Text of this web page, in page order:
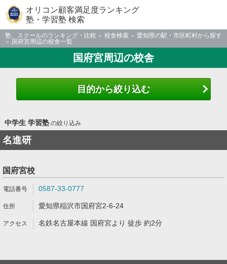
オリコン顧客満足度ランキング
塾・学習塾 検索
塾、スクールのランキング・比較 校舎検索
愛知県の駅・市区町村から探す
国府宮周辺の校舎一覧
国府宮周辺の校舎
目的から絞り込む
中学生 学習塾の絞り込み
名進研
国府宮校
0587-33-0777
愛知県稲沢市国府宮2-6-24
名鉄名古屋本線 国府宮より 徒歩 約2分